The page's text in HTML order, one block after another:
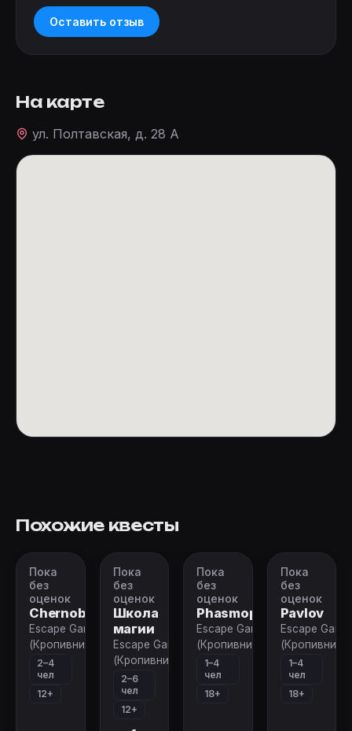
Оставить отзыв
На карте
ул. Полтавская, д. 28 А
Похожие квесты
VR-
квест
Пока
без
оценок
Chernobyl
Escape Game
(Кропивницкий)
2–4
чел
12+
Квест
Пока
без
оценок
Школа
магии
Escape Game
(Кропивницкий)
2–6
чел
12+
VR-
квест
Пока
без
оценок
Phasmophobia
Escape Game
(Кропивницкий)
1–4
чел
18+
VR-
квест
Пока
без
оценок
Pavlov
Escape Game
1–4
чел
18+